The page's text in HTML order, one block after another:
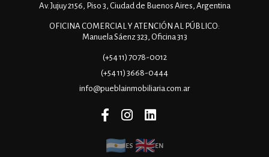
Av. Jujuy 2156, Piso 3, Ciudad de Buenos Aires, Argentina
OFICINA COMERCIAL Y ATENCIÓN AL PÚBLICO:
Manuela Sáenz 323, Oficina 313
(+54 11) 7078-0012
(+54 11) 3668-0444
info@pueblainmobiliaria.com.ar
ES EN